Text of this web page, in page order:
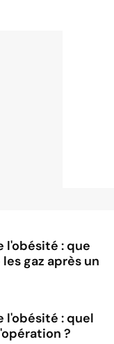
l'obésité : que
gaz après un
l'obésité : quel
?